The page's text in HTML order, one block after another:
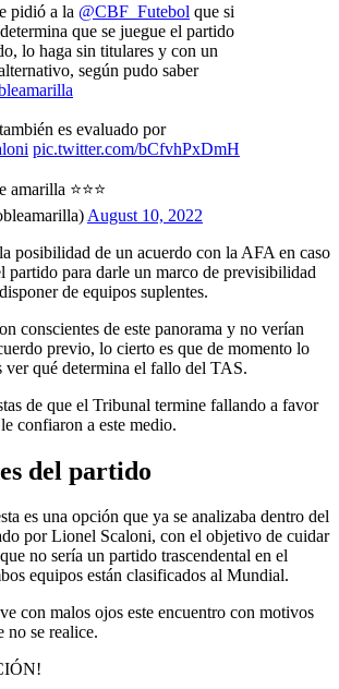
pidió a la @CBF_Futebol que si
que se juegue el partido
lo haga sin titulares y con un
según pudo saber
es evaluado por
pic.twitter.com/bCfvhPxDmH
⭐️⭐️⭐️
August 10, 2022
posibilidad de un acuerdo con la AFA en caso
partido para darle un marco de previsibilidad
de equipos suplentes.
conscientes de este panorama y no verían
previo, lo cierto es que de momento lo
ver qué determina el fallo del TAS.
de que el Tribunal termine fallando a favor
confiaron a este medio.
del partido
es una opción que ya se analizaba dentro del
por Lionel Scaloni, con el objetivo de cuidar
no sería un partido trascendental en el
equipos están clasificados al Mundial.
con malos ojos este encuentro con motivos
no se realice.